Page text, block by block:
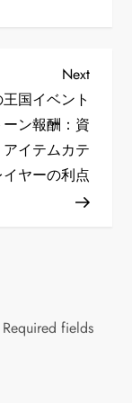
Next
Next
国イベント
ン報酬：資
イテムカテ
ヤーの利点
Required fields